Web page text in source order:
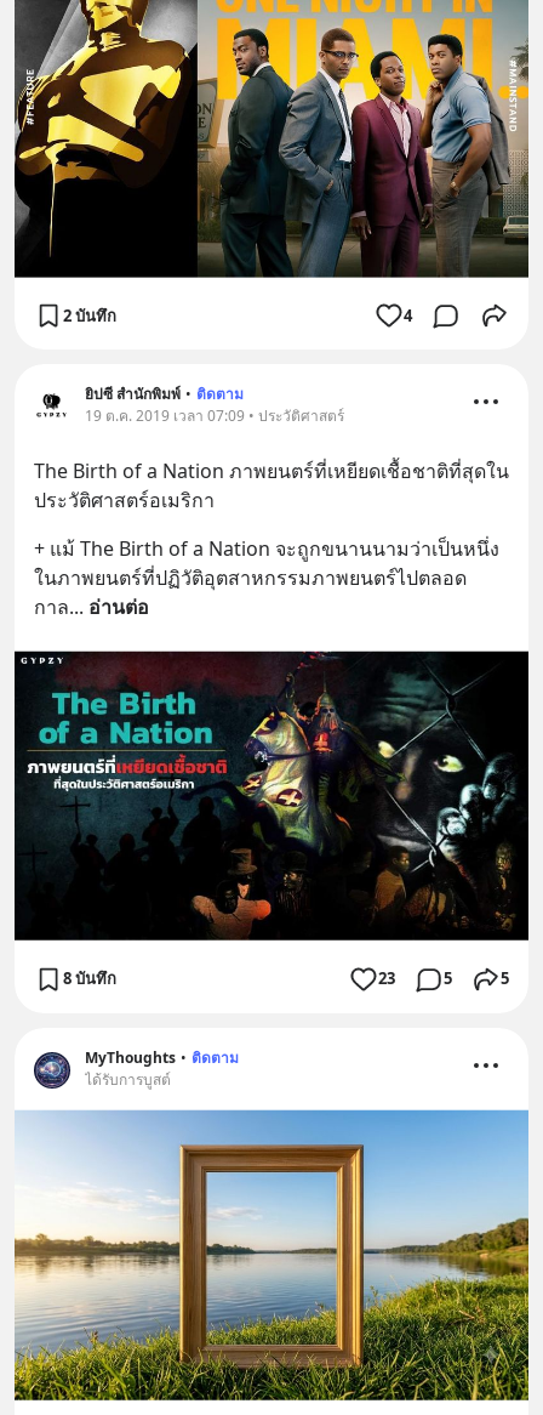
2 บันทึก 4
ยิปซี สำนักพิมพ์ • ติดตาม
19 ต.ค. 2019 เวลา 07:09 • ประวัติศาสตร์
The Birth of a Nation ภาพยนตร์ที่เหยียดเชื้อชาติที่สุดใน
ประวัติศาสตร์อเมริกา
+ แม้ The Birth of a Nation จะถูกขนานนามว่าเป็นหนึ่ง
ในภาพยนตร์ที่ปฏิวัติอุตสาหกรรมภาพยนตร์ไปตลอด
กาล... อ่านต่อ
8 บันทึก 23 5 5
MyThoughts • ติดตาม
ได้รับการบูสต์